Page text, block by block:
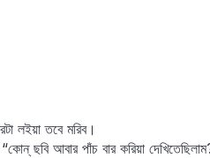
লইয়া তবে মরিব।
ছবি আবার পাঁচ বার করিয়া